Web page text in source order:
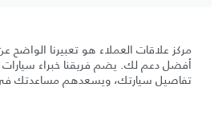
مركز علاقات العملاء هو تعبيرنا
أفضل دعم لك. يضم فريقنا خبراء
تفاصيل سيارتك، ويسعدهم مساعدتك